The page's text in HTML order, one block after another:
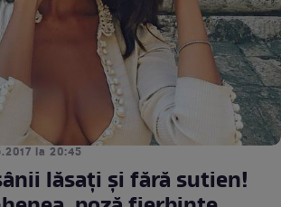
la 20:45
lăsaţi şi fără sutien!